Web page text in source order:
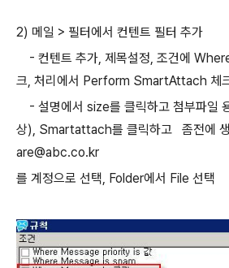
2) 메일 > 필터에서 컨텐트 필터 추가
- 컨텐트 추가, 제목설정, 조건에
크, 처리에서 Perform SmartAttach 체
- 설명에서 size를 클릭하고 첨부파일
상), Smartattach를 클릭하고 좀전에
are@abc.co.kr
를 계정으로 선택, Folder에서 File 선택